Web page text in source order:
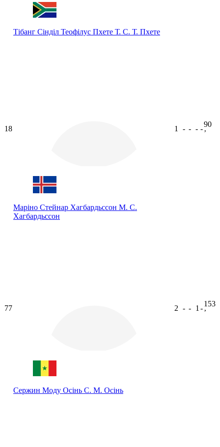
Тібанг Сінділ Теофілус Пхете Т. С. Т. Пхете
18
Маріно Стейнар Хагбардьссон М. С.
Хагбардьссон
1 - - - -
90
ʼ
77
Сержин Моду Осінь С. М. Осінь
2 - - 1 -
153
ʼ